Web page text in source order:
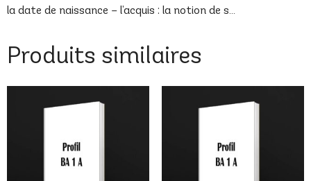
la date de naissance – l’acquis : la notion de s…
Produits similaires